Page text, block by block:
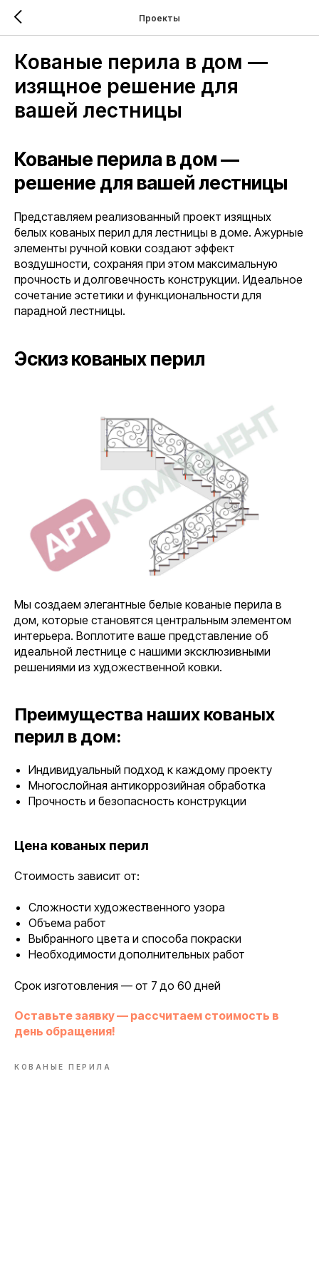
Проекты
Кованые перила в дом —
изящное решение для
вашей лестницы
Кованые перила в дом —
решение для вашей лестницы
Представляем реализованный проект изящных
белых кованых перил для лестницы в доме. Ажурные
элементы ручной ковки создают эффект
воздушности, сохраняя при этом максимальную
прочность и долговечность конструкции. Идеальное
сочетание эстетики и функциональности для
парадной лестницы.
Эскиз кованых перил
Мы создаем элегантные белые кованые перила в
дом, которые становятся центральным элементом
интерьера. Воплотите ваше представление об
идеальной лестнице с нашими эксклюзивными
решениями из художественной ковки.
Преимущества наших кованых
перил в дом:
Индивидуальный подход к каждому проекту
Многослойная антикоррозийная обработка
Прочность и безопасность конструкции
Цена кованых перил
Стоимость зависит от:
Сложности художественного узора
Объема работ
Выбранного цвета и способа покраски
Необходимости дополнительных работ
Срок изготовления — от 7 до 60 дней
Оставьте заявку — рассчитаем стоимость в
день обращения!
КОВАНЫЕ ПЕРИЛА